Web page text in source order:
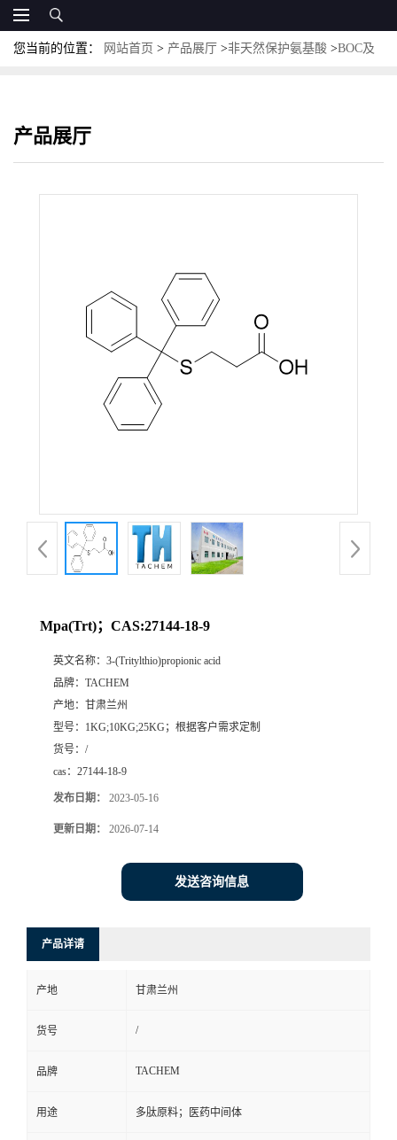
您当前的位置： 网站首页 > 产品展厅 >非天然保护氨基酸 >BOC及
产品展厅
Mpa(Trt)；CAS:27144-18-9
英文名称： 3-(Tritylthio)propionic acid
品牌： TACHEM
产地： 甘肃兰州
型号： 1KG;10KG;25KG；根据客户需求定制
货号： /
cas： 27144-18-9
发布日期： 2023-05-16
更新日期： 2026-07-14
发送咨询信息
产品详请
产地 甘肃兰州
货号 /
品牌 TACHEM
用途 多肽原料；医药中间体